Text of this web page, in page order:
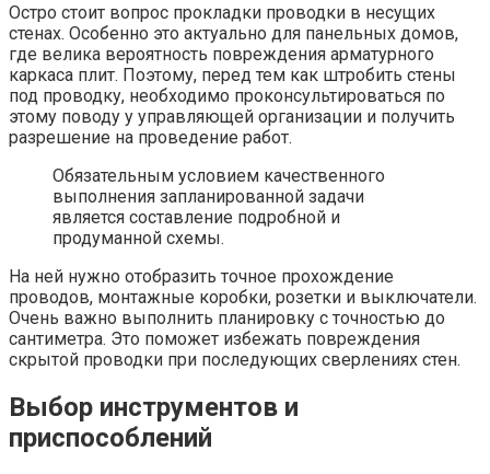
Остро стоит вопрос прокладки проводки в несущих
стенах. Особенно это актуально для панельных домов,
где велика вероятность повреждения арматурного
каркаса плит. Поэтому, перед тем как штробить стены
под проводку, необходимо проконсультироваться по
этому поводу у управляющей организации и получить
разрешение на проведение работ.
Обязательным условием качественного
выполнения запланированной задачи
является составление подробной и
продуманной схемы.
На ней нужно отобразить точное прохождение
проводов, монтажные коробки, розетки и выключатели.
Очень важно выполнить планировку с точностью до
сантиметра. Это поможет избежать повреждения
скрытой проводки при последующих сверлениях стен.
Выбор инструментов и
приспособлений